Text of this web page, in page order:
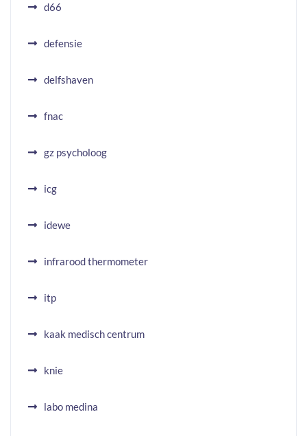
d66
defensie
delfshaven
fnac
gz psycholoog
icg
idewe
infrarood thermometer
itp
kaak medisch centrum
knie
labo medina